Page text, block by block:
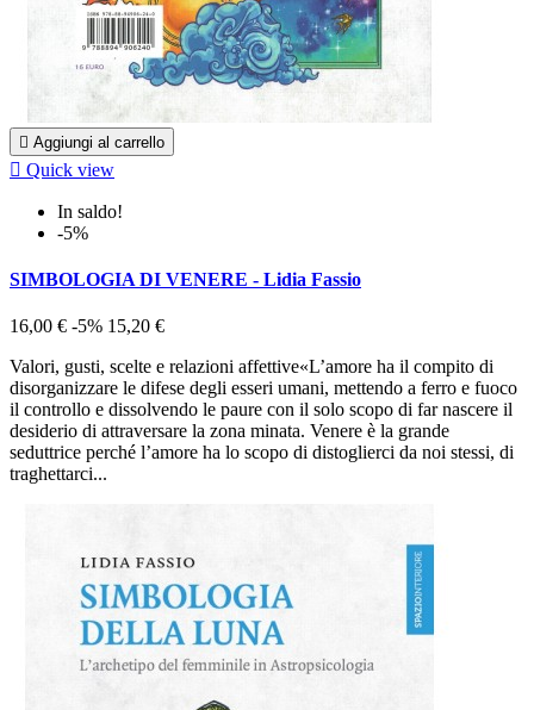
 Aggiungi al carrello
 Quick view
In saldo!
-5%
SIMBOLOGIA DI VENERE - Lidia Fassio
16,00 € -5% 15,20 €
Valori, gusti, scelte e relazioni affettive«L’amore ha il compito di
disorganizzare le difese degli esseri umani, mettendo a ferro e fuoco
il controllo e dissolvendo le paure con il solo scopo di far nascere il
desiderio di attraversare la zona minata. Venere è la grande
seduttrice perché l’amore ha lo scopo di distoglierci da noi stessi, di
traghettarci...